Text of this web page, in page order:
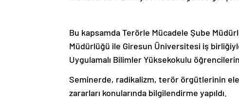
Bu kapsamda Terörle Mücadele Şube
Müdürlüğü ile Giresun Üniversitesi iş
Uygulamalı Bilimler Yüksekokulu
Seminerde, radikalizm, terör örgütlerinin
zararları konularında bilgilendirme yapıldı.